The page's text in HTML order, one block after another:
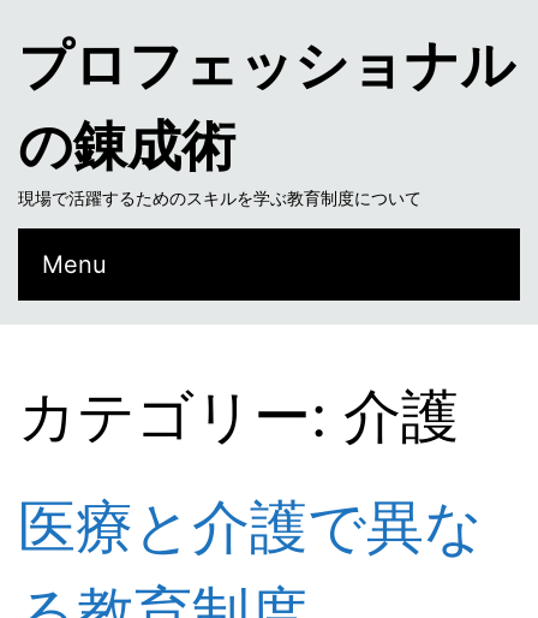
プロフェッショナル
の錬成術
現場で活躍するためのスキルを学ぶ教育制度について
Menu
カテゴリー: 介護
医療と介護で異な